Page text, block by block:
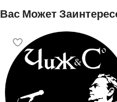
Вас Может